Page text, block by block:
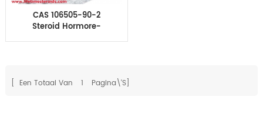
CAS 106505-90-2
Steroid Hormore-
[ Een Totaal Van 1 Pagina\'s]